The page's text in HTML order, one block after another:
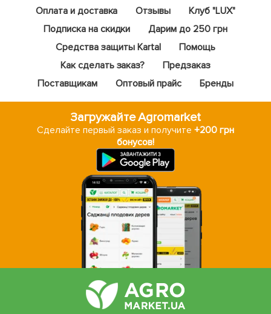
Оплата и доставка
Отзывы
Клуб "LUX"
Подписка на скидки
Дарим до 250 грн
Средства защиты Kartal
Помощь
Как сделать заказ?
Предзаказ
Поставщикам
Оптовый прайс Бренды
Загружайте Agromarket
Сделайте первый заказ и получите +200 грн
бонусов!